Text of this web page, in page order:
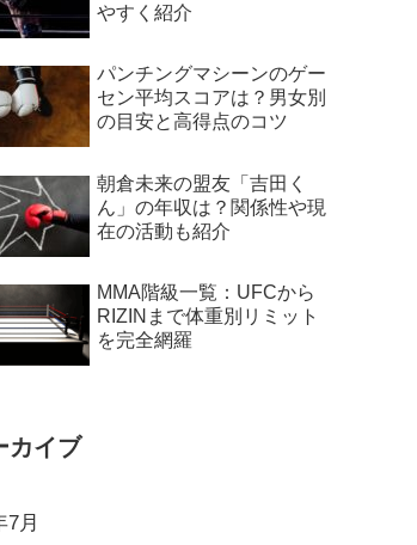
やすく紹介
パンチングマシーンのゲー
セン平均スコアは？男女別
の目安と高得点のコツ
朝倉未来の盟友「吉田く
ん」の年収は？関係性や現
在の活動も紹介
MMA階級一覧：UFCから
RIZINまで体重別リミット
を完全網羅
カイブ
7月